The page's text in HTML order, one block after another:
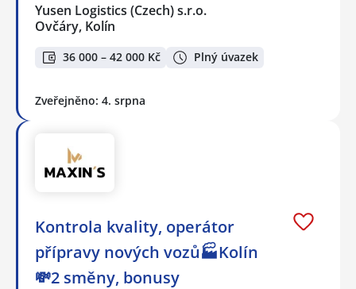
Yusen Logistics (Czech) s.r.o.
Ovčáry, Kolín
36 000 – 42 000 Kč Plný úvazek
Zveřejněno: 4. srpna
Kontrola kvality, operátor
přípravy nových vozů🏭Kolín
💸2 směny, bonusy